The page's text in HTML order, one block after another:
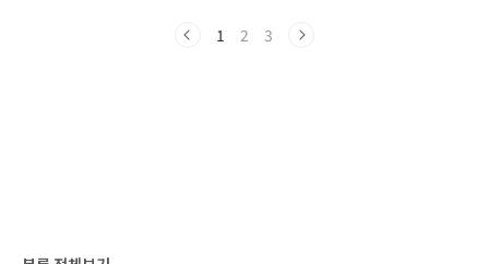
전히 내 자녀가 ESL 레벨이 어느 정도 ..
브론치를 먹을 수 있다.또한 가격면에서도 저렴
1 2 3